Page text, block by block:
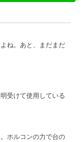
ね。あと、まだまだ
受けて使用している
ホルコンの力で台の